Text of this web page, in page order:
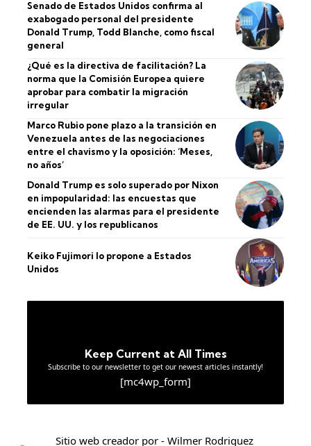
Senado de Estados Unidos confirma al
exabogado personal del presidente
Donald Trump, Todd Blanche, como fiscal
general
¿Qué es la directiva de facilitación? La
norma que la Comisión Europea quiere
aprobar para combatir la migración
irregular
Marco Rubio pone plazo a la transición en
Venezuela antes de las negociaciones
entre el chavismo y la oposición: ‘Meses,
no años’
Donald Trump es solo superado por Nixon
en impopularidad: las encuestas que
encienden las alarmas para el presidente
de EE. UU. y los republicanos
Keiko Fujimori lo propone a Estados
Unidos
Keep Current at All Times
Subscribe to our newsletter to get our newest articles instantly!
[mc4wp_form]
Sitio web creador por - Wilmer Rodriguez